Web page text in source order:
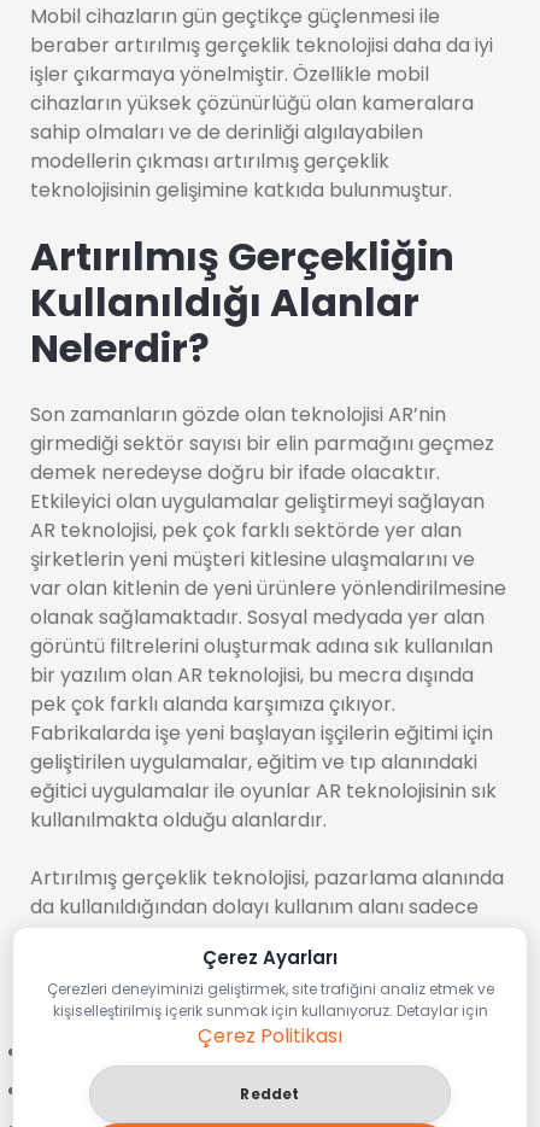
Mobil cihazların gün geçtikçe güçlenmesi ile
beraber artırılmış gerçeklik teknolojisi daha da iyi
işler çıkarmaya yönelmiştir. Özellikle mobil
cihazların yüksek çözünürlüğü olan kameralara
sahip olmaları ve de derinliği algılayabilen
modellerin çıkması artırılmış gerçeklik
teknolojisinin gelişimine katkıda bulunmuştur.
Artırılmış Gerçekliğin
Kullanıldığı Alanlar
Nelerdir?
Son zamanların gözde olan teknolojisi AR’nin
girmediği sektör sayısı bir elin parmağını geçmez
demek neredeyse doğru bir ifade olacaktır.
Etkileyici olan uygulamalar geliştirmeyi sağlayan
AR teknolojisi, pek çok farklı sektörde yer alan
şirketlerin yeni müşteri kitlesine ulaşmalarını ve
var olan kitlenin de yeni ürünlere yönlendirilmesine
olanak sağlamaktadır. Sosyal medyada yer alan
görüntü filtrelerini oluşturmak adına sık kullanılan
bir yazılım olan AR teknolojisi, bu mecra dışında
pek çok farklı alanda karşımıza çıkıyor.
Fabrikalarda işe yeni başlayan işçilerin eğitimi için
geliştirilen uygulamalar, eğitim ve tıp alanındaki
eğitici uygulamalar ile oyunlar AR teknolojisinin sık
kullanılmakta olduğu alanlardır.
Artırılmış gerçeklik teknolojisi, pazarlama alanında
da kullanıldığından dolayı kullanım alanı sadece
birkaç sektör içinde sıkışıp kalmamıştır. Artırılmış
gerçeklik teknolojisinin kullanıldığı bazı alanları
aşağıda listeledik.
E-ticaret
Çerez Ayarları
Çerezleri deneyiminizi geliştirmek, site trafiğini analiz etmek ve
kişiselleştirilmiş içerik sunmak için kullanıyoruz. Detaylar için
Çerez Politikası
Reddet